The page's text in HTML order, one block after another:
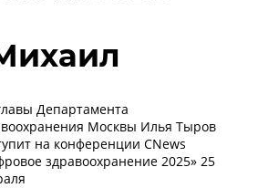
Департамента
Москвы Илья Тыров
на конференции CNews
здравоохранение 2025» 25